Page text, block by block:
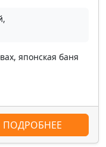
японская баня
ПОДРОБНЕЕ